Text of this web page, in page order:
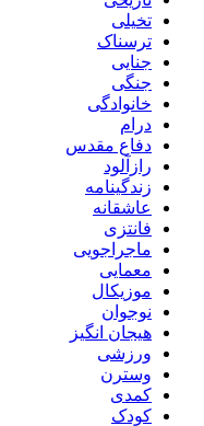
تخیلی
ترسناک
جنایی
جنگی
خانوادگی
درام
دفاع مقدس
رازآلود
زندگینامه
عاشقانه
فانتزی
ماجراجویی
معمایی
موزیکال
نوجوان
هیجان انگیز
ورزشی
وسترن
کمدی
کودک